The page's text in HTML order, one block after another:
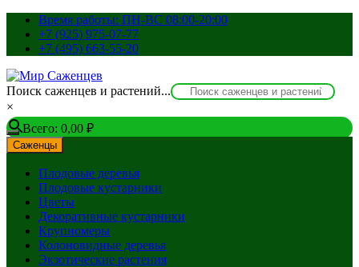
Перейти
содержимому
Время работы: ПН-ВС 08:00-20:00
+7 (925) 975-07-77
+7 (495) 663-55-20
Поиск саженцев и растений...
×
Всего: 0,00 ₽
Саженцы
Плодовые деревья
Плодовые кустарники
Цветы
Декоративные кустарники
Крупномеры
Колоновидные деревья
Экзотические растения